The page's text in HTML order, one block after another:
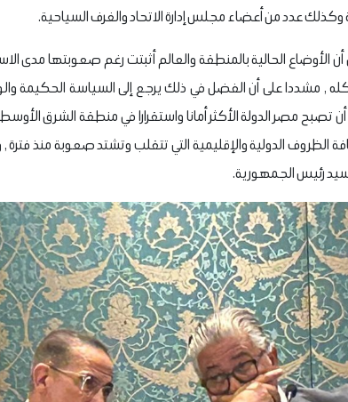
عدد من أعضاء مجلس إدارة الاتحاد والغرف السياحية.
أن الأوضاع الحالية بالمنطقة والعالم أثبتت رغم صعوبتها مدى
, مشددا على أن الفضل في ذلك يرجع إلى السياسة الحكيمة
تصبح مصر الدولة الأكثر أمانا واستقرارا في منطقة الشرق
الظروف الدولية والإقليمية التي تتقلب وتشتد صعوبة منذ فترة
رئيس الجمهورية.